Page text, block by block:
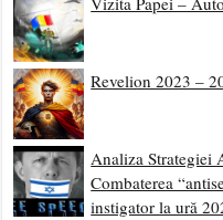
Revelion 2023 –
Analiza Strategiei
Combaterea
instigator la ură